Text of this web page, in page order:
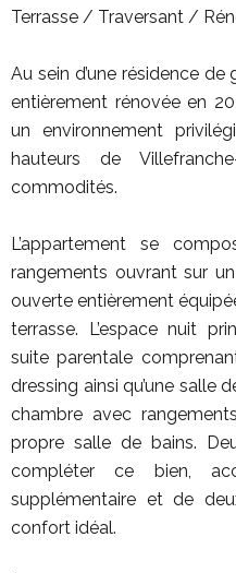
Terrasse / Traversant /
Au sein d’une résidence
entièrement rénovée en
un environnement
hauteurs de
commodités.
L’appartement se
rangements ouvrant sur
ouverte entièrement
terrasse. L’espace nuit
suite parentale
dressing ainsi qu’une salle
chambre avec
propre salle de bains.
compléter ce bien,
supplémentaire et de
confort idéal.